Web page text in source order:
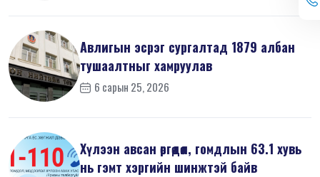
Авлигын эсрэг сургалтад 1879 албан
тушаалтныг хамруулав
6 сарын 25, 2026
Хүлээн авсан өргөдөл, гомдлын 63.1 хувь
нь гэмт хэргийн шинжтэй байв